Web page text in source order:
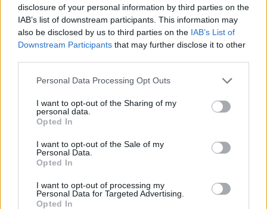
disclosure of your personal information by third parties on the
IAB’s list of downstream participants. This information may
also be disclosed by us to third parties on the IAB’s List of
Downstream Participants that may further disclose it to other
Personal Data Processing Opt Outs
I want to opt-out of the Sharing of my
personal data.
Opted In
I want to opt-out of the Sale of my
Personal Data.
Opted In
I want to opt-out of processing my
Personal Data for Targeted Advertising.
Opted In
Amazing Race starttaa taas – Sara Sieppi mukana
kisassa veljensä kanssa!